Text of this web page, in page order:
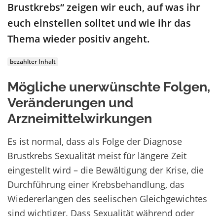
Brustkrebs“ zeigen wir euch, auf was ihr
euch einstellen solltet und wie ihr das
Thema wieder positiv angeht.
bezahlter Inhalt
Mögliche unerwünschte Folgen,
Veränderungen und
Arzneimittelwirkungen
Es ist normal, dass als Folge der Diagnose
Brustkrebs Sexualität meist für längere Zeit
eingestellt wird – die Bewältigung der Krise, die
Durchführung einer Krebsbehandlung, das
Wiedererlangen des seelischen Gleichgewichtes
sind wichtiger. Dass Sexualität während oder